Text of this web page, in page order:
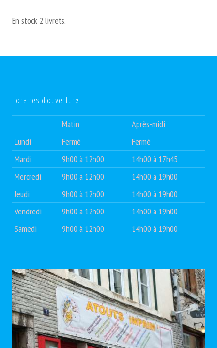
En stock 2 livrets.
Horaires d’ouverture
Matin
Après-midi
Lundi
Fermé
Fermé
Mardi
9h00 à 12h00
14h00 à 17h45
Mercredi
9h00 à 12h00
14h00 à 19h00
Jeudi
9h00 à 12h00
14h00 à 19h00
Vendredi
9h00 à 12h00
14h00 à 19h00
Samedi
9h00 à 12h00 14h00 à 19h00